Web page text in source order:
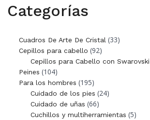
Categorías
Cuadros De Arte De Cristal (33)
Cepillos para cabello (92)
Cepillos para Cabello con Swarovski
Peines (104)
Para los hombres (195)
Cuidado de los pies (24)
Cuidado de uñas (66)
Cuchillos y multiherramientas (5)